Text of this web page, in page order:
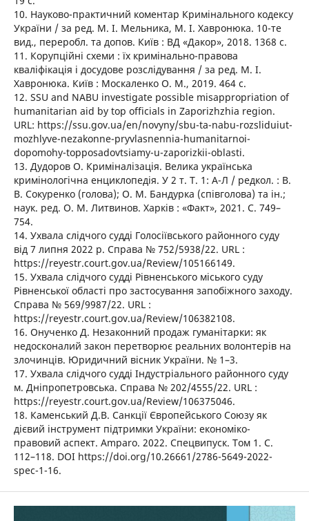
10. Науково-практичний коментар Кримінального кодексу
України / за ред. М. І. Мельника, М. І. Хавронюка. 10-те
вид., переробл. та допов. Київ : ВД «Дакор», 2018. 1368 с.
11. Корупційні схеми : їх кримінально-правова
кваліфікація і досудове розслідування / за ред. М. І.
Хавронюка. Київ : Москаленко О. М., 2019. 464 с.
12. SSU and NABU investigate possible misappropriation of
humanitarian aid by top officials in Zaporizhzhia region.
URL: https://ssu.gov.ua/en/novyny/sbu-ta-nabu-rozsliduiut-
mozhlyve-nezakonne-pryvlasnennia-humanitarnoi-
dopomohy-topposadovtsiamy-u-zaporizkii-oblasti.
13. Дудоров О. Криміналізація. Велика українська
кримінологічна енциклопедія. У 2 т. Т. 1: А-Л / редкол. : В.
В. Сокуренко (голова); О. М. Бандурка (співголова) та ін.;
наук. ред. О. М. Литвинов. Харків : «Факт», 2021. С. 749–
754.
14. Ухвала слідчого судді Голосіївського районного суду
від 7 липня 2022 р. Справа № 752/5938/22. URL :
https://reyestr.court.gov.ua/Review/105166149.
15. Ухвала слідчого судді Рівненського міського суду
Рівненської області про застосування запобіжного заходу.
Справа № 569/9987/22. URL :
https://reyestr.court.gov.ua/Review/106382108.
16. Онученко Д. Незаконний продаж гуманітарки: як
недосконалий закон перетворює реальних волонтерів на
злочинців. Юридичний вісник України. № 1–3.
17. Ухвала слідчого судді Індустріального районного суду
м. Дніпропетровська. Справа № 202/4555/22. URL :
https://reyestr.court.gov.ua/Review/106375046.
18. Каменський Д.В. Санкції Європейського Союзу як
дієвий інструмент підтримки України: економіко-
правовий аспект. Amparo. 2022. Спецвипуск. Том 1. С.
112–118. DOI https://doi.org/10.26661/2786-5649-2022-
spec-1-16.